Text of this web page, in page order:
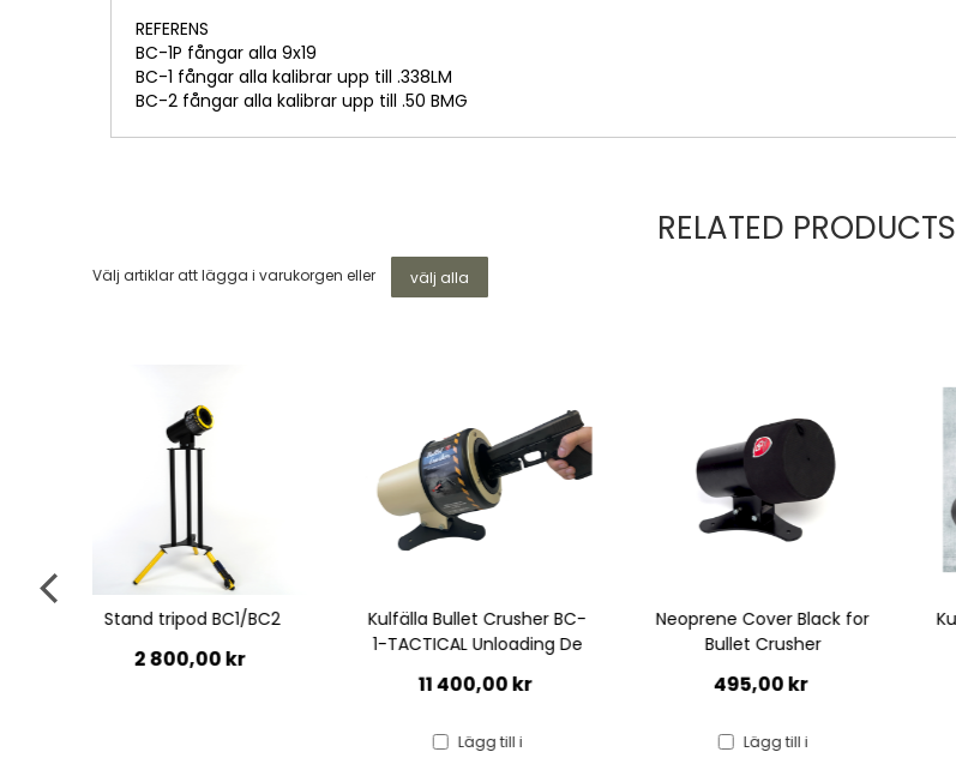
REFERENS
BC-1P fångar alla 9x19
BC-1 fångar alla kalibrar upp till .338LM
BC-2 fångar alla kalibrar upp till .50 BMG
RELATED PRODUCTS
Välj artiklar att lägga i varukorgen eller välj alla
Kulfälla Bullet Crusher BC-
Neoprene Cover Black for
Bullet Crusher
495,00 kr
Lägg till i
Kulfälla Bullet Crusher BC-1
Unloading Device
9 900,00 kr
Lägg till i